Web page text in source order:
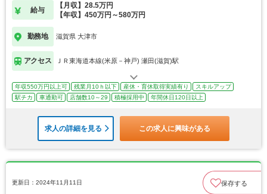
給与
【月収】28.5万円
【年収】450万円～580万円
勤務地 滋賀県 大津市
アクセス ＪＲ東海道本線(米原－神戸) 瀬田(滋賀)駅
年収550万円以上可 残業月10ｈ以下 産休・育休取得実績有り
スキルアップ
駅チカ
車通勤可 店舗数10～29 積極採用中 年間休日120日以上
求人の詳細を見る この求人に興味がある
更新日：2024年11月11日 保存する